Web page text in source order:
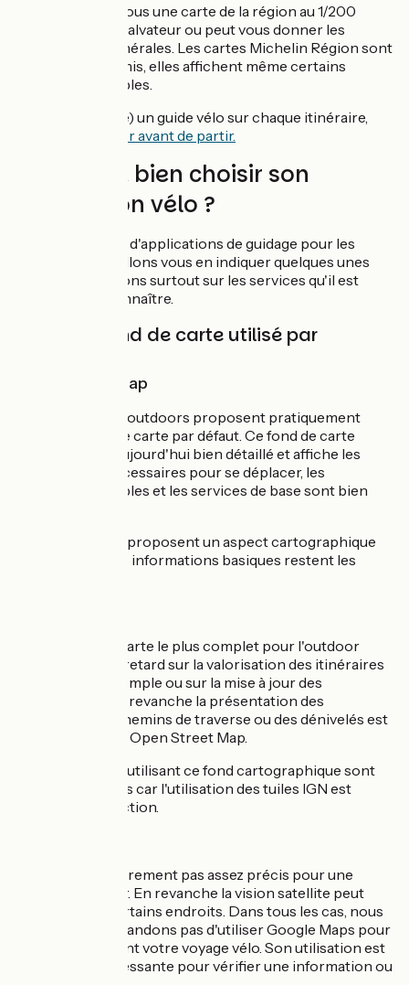
Emporter avec vous une carte de la région au 1/200
000e peut être salvateur ou peut vous donner les
informations générales. Les cartes Michelin Région sont
un bon compromis, elles affichent même certains
itinéraires cyclables.
Il existe (presque) un guide vélo sur chaque itinéraire,
regarder avant de partir.
Comment bien choisir son
application vélo ?
Il existe pléthore d'applications de guidage pour les
cyclistes. Nous allons vous en indiquer quelques unes
mais nous insistons surtout sur les services qu'il est
important de connaître.
Vérifier le fond de carte utilisé par
Open Street Map
Les applications outdoors proposent pratiquement
toutes ce fond de carte par défaut. Ce fond de carte
contributif est aujourd'hui bien détaillé et affiche les
informations nécessaires pour se déplacer, les
itinéraires cyclables et les services de base sont bien
Certaines applis proposent un aspect cartographique
différent mais les informations basiques restent les
C'est le fond de carte le plus complet pour l'outdoor
même si il y a un retard sur la valorisation des itinéraires
cyclables par exemple ou sur la mise à jour des
informations. En revanche la présentation des
curiosités, des chemins de traverse ou des dénivelés est
plus clair que sur Open Street Map.
Les applications utilisant ce fond cartographique sont
souvent payantes car l'utilisation des tuiles IGN est
soumise à restriction.
Ce fond n'est clairement pas assez précis pour une
pratique outdoor. En revanche la vision satellite peut
être un plus à certains endroits. Dans tous les cas, nous
ne vous recommandons pas d'utiliser Google Maps pour
vous guider durant votre voyage vélo. Son utilisation est
seulement intéressante pour vérifier une information ou